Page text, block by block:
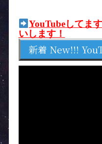
YouTubeしてま
いします！
新着 New!!!